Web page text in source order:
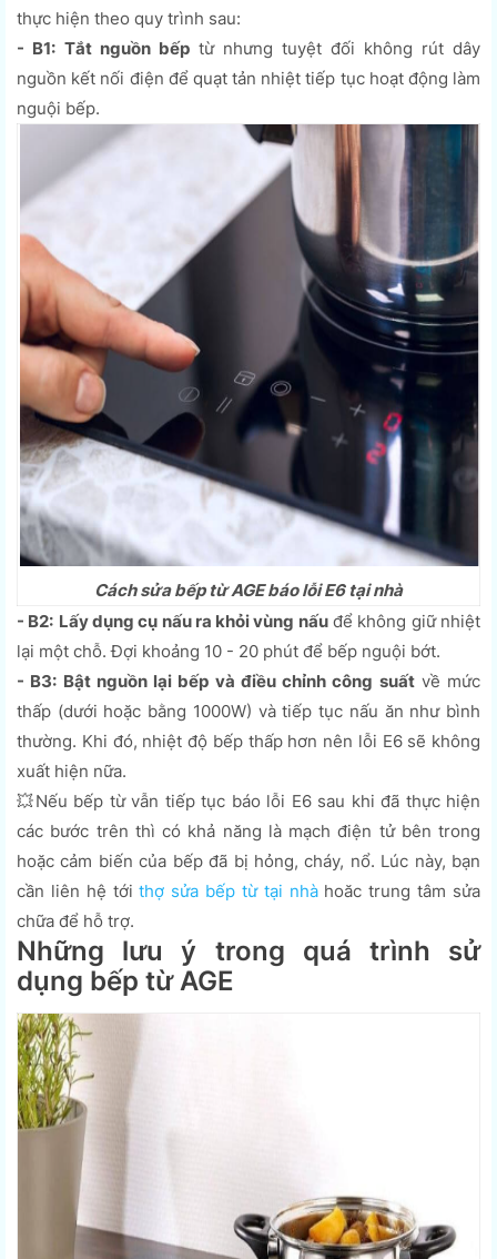
thực hiện theo quy trình sau:
- B1: Tắt nguồn bếp từ nhưng tuyệt đối không rút dây
nguồn kết nối điện để quạt tản nhiệt tiếp tục hoạt động làm
nguội bếp.
Cách sửa bếp từ AGE báo lỗi E6 tại nhà
- B2: Lấy dụng cụ nấu ra khỏi vùng nấuđể không giữ nhiệt
lại một chỗ. Đợi khoảng 10 - 20 phút để bếp nguội bớt.
- B3: Bật nguồn lại bếp và điều chỉnh công suấtvề mức
thấp (dưới hoặc bằng 1000W) và tiếp tục nấu ăn như bình
thường. Khi đó, nhiệt độ bếp thấp hơn nên lỗi E6 sẽ không
xuất hiện nữa.
💥Nếu bếp từ vẫn tiếp tục báo lỗi E6 sau khi đã thực hiện
các bước trên thì có khả năng là mạch điện tử bên trong
hoặc cảm biến của bếp đã bị hỏng, cháy, nổ. Lúc này, bạn
cần liên hệ tớithợ sửa bếp từ tại nhàhoăc trung tâm sửa
chữa để hỗ trợ.
Những lưu ý trong quá trình sử
dụng bếp từ AGE